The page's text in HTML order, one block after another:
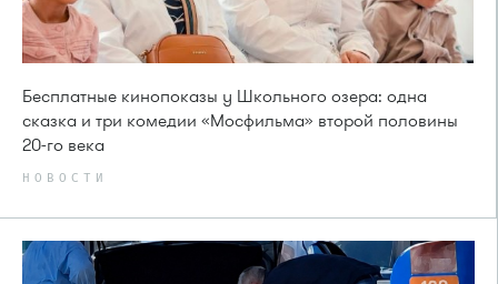
Бесплатные кинопоказы у Школьного озера: одна
сказка и три комедии «Мосфильма» второй половины
20-го века
НОВОСТИ